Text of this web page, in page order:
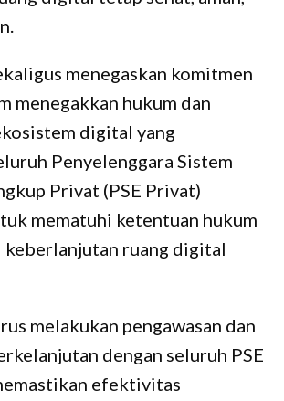
menegaskan komitmen
menegakkan hukum dan
digital yang
Penyelenggara Sistem
Privat (PSE Privat)
mematuhi ketentuan hukum
keberlanjutan ruang digital
melakukan pengawasan dan
dengan seluruh PSE
efektivitas